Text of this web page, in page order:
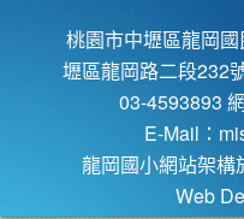
桃園市中壢區龍岡
壢區龍岡路二段232
03-4593893
E-Mail：
龍岡國小網站架構
Web